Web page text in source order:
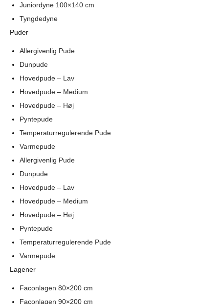
Juniordyne 100×140 cm
Tyngdedyne
Puder
Allergivenlig Pude
Dunpude
Hovedpude – Lav
Hovedpude – Medium
Hovedpude – Høj
Pyntepude
Temperaturregulerende Pude
Varmepude
Allergivenlig Pude
Dunpude
Hovedpude – Lav
Hovedpude – Medium
Hovedpude – Høj
Pyntepude
Temperaturregulerende Pude
Varmepude
Lagener
Faconlagen 80×200 cm
Faconlagen 90×200 cm